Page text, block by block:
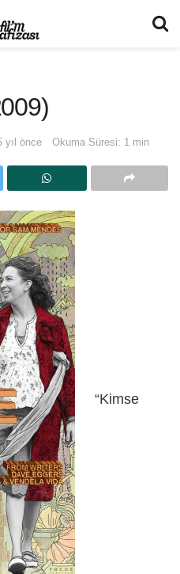
yıl önce Okuma Süresi: 1 min
“Kimse